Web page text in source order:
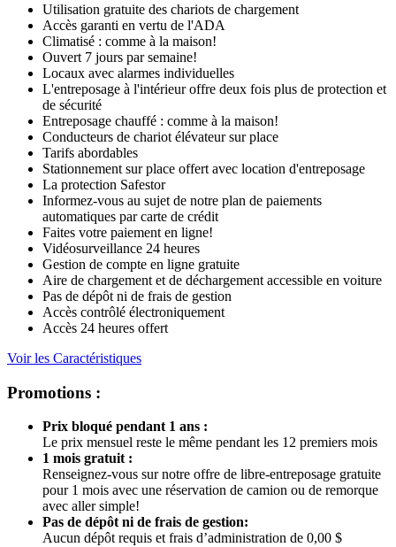
Utilisation gratuite des chariots de chargement
Accès garanti en vertu de l'ADA
Climatisé : comme à la maison!
Ouvert 7 jours par semaine!
Locaux avec alarmes individuelles
L'entreposage à l'intérieur offre deux fois plus de protection et
de sécurité
Entreposage chauffé : comme à la maison!
Conducteurs de chariot élévateur sur place
Tarifs abordables
Stationnement sur place offert avec location d'entreposage
La protection Safestor
Informez-vous au sujet de notre plan de paiements
automatiques par carte de crédit
Faites votre paiement en ligne!
Vidéosurveillance 24 heures
Gestion de compte en ligne gratuite
Aire de chargement et de déchargement accessible en voiture
Pas de dépôt ni de frais de gestion
Accès contrôlé électroniquement
Accès 24 heures offert
Voir les Caractéristiques
Promotions :
Prix bloqué pendant 1 ans :
Le prix mensuel reste le même pendant les 12 premiers mois
1 mois gratuit :
Renseignez-vous sur notre offre de libre-entreposage gratuite
pour 1 mois avec une réservation de camion ou de remorque
avec aller simple!
Pas de dépôt ni de frais de gestion:
Aucun dépôt requis et frais d’administration de 0,00 $